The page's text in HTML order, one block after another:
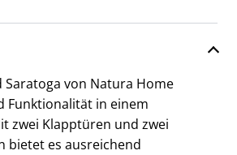
Saratoga von Natura Home
Funktionalität in einem
zwei Klapptüren und zwei
bietet es ausreichend